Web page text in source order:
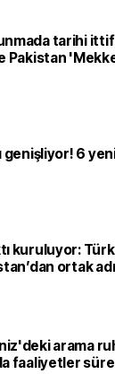
tarihi
Pakistan
genişliyor! 6
kuruluyor:
ortak
arama
faaliyetler